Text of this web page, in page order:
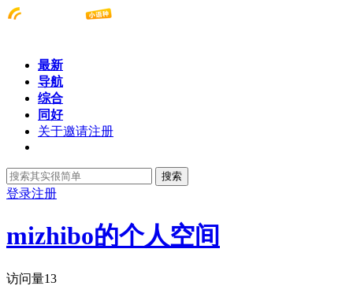
最新
导航
综合
同好
关于邀请注册
搜索
登录注册
mizhibo的个人空间
访问量13